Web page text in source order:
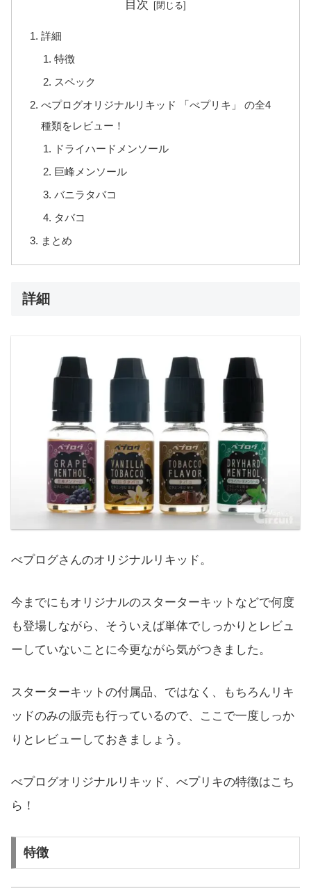
目次
詳細
特徴
スペック
べプログオリジナルリキッド 「べプリキ」 の全4
種類をレビュー！
ドライハードメンソール
巨峰メンソール
バニラタバコ
タバコ
まとめ
詳細
べプログさんのオリジナルリキッド。
今までにもオリジナルのスターターキットなどで何度
も登場しながら、そういえば単体でしっかりとレビュ
ーしていないことに今更ながら気がつきました。
スターターキットの付属品、ではなく、もちろんリキ
ッドのみの販売も行っているので、ここで一度しっか
りとレビューしておきましょう。
べプログオリジナルリキッド、べプリキの特徴はこち
ら！
特徴